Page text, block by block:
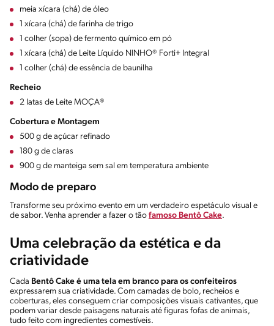
meia xícara (chá) de óleo
1 xícara (chá) de farinha de trigo
1 colher (sopa) de fermento químico em pó
1 xícara (chá) de Leite Líquido NINHO® Forti+ Integral
1 colher (chá) de essência de baunilha
Recheio
2 latas de Leite MOÇA®
Cobertura e Montagem
500 g de açúcar refinado
180 g de claras
900 g de manteiga sem sal em temperatura ambiente
Modo de preparo
Transforme seu próximo evento em um verdadeiro espetáculo visual e
de sabor. Venha aprender a fazer o tão famoso Bentô Cake.
Uma celebração da estética e da
criatividade
Cada Bentô Cake é uma tela em branco para os confeiteiros
expressarem sua criatividade. Com camadas de bolo, recheios e
coberturas, eles conseguem criar composições visuais cativantes, que
podem variar desde paisagens naturais até figuras fofas de animais,
tudo feito com ingredientes comestíveis.